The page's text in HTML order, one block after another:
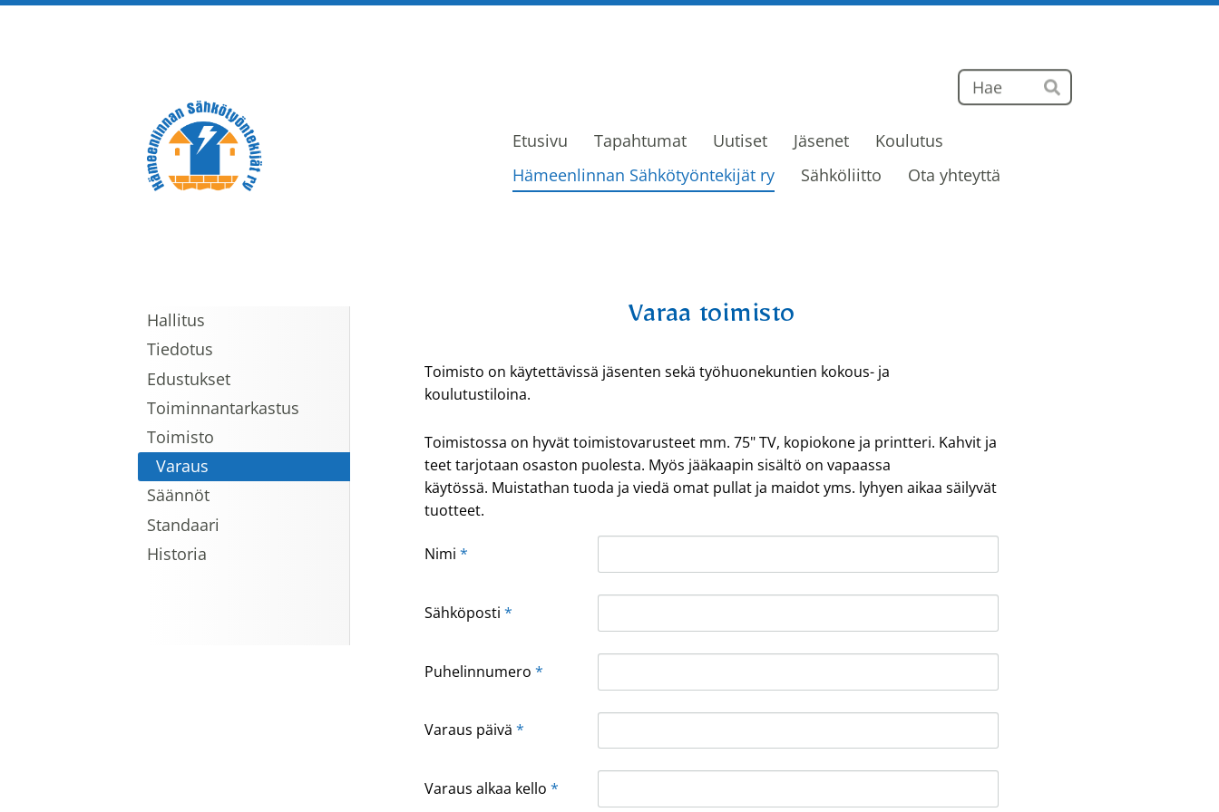
Haku
Hae
Hämeenlinnan Sähkötyöntekijät ry
Etusivu Tapahtumat Uutiset Jäsenet
Koulutus
Hämeenlinnan Sähkötyöntekijät ry
Sähköliitto Ota yhteyttä
Hallitus
Tiedotus
Edustukset
Toiminnantarkastus
Toimisto
Varaus
Säännöt
Standaari
Historia
Varaa toimisto
Toimisto on käytettävissä jäsenten sekä työhuonekuntien kokous- ja
koulutustiloina.
Toimistossa on hyvät toimistovarusteet mm. 75" TV, kopiokone ja printteri. Kahvit ja
teet tarjotaan osaston puolesta. Myös jääkaapin sisältö on vapaassa
käytössä. Muistathan tuoda ja viedä omat pullat ja maidot yms. lyhyen aikaa säilyvät
tuotteet.
Nimi *
Sähköposti *
Puhelinnumero *
Varaus päivä *
Varaus alkaa kello *